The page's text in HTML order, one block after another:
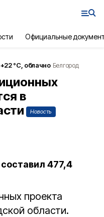
Официальные
+22°С, облачно Белгород
в
Новость
477,4
проекта
области.